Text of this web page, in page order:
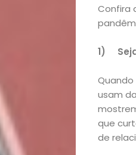
lá!
e
Confira
1)
usam
que
de